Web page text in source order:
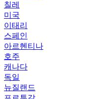
칠레
미국
이태리
스페인
아르헨티나
호주
캐나다
독일
뉴질랜드